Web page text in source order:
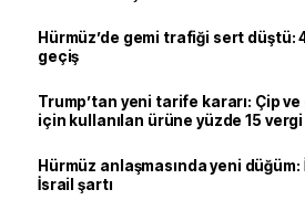
Hürmüz’de gemi trafiği sert düştü:
geçiş
Trump’tan yeni tarife kararı: Çip
için kullanılan ürüne yüzde 15 vergi
Hürmüz anlaşmasında yeni düğüm:
İsrail şartı